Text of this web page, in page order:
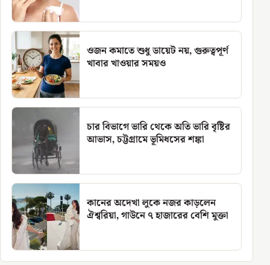
ওজন কমাতে শুধু ডায়েট নয়, গুরুত্বপূর্ণ
খাবার খাওয়ার সময়ও
চার বিভাগে ভারি থেকে অতি ভারি বৃষ্টির
আভাস, চট্টগ্রামে ভূমিধসের শঙ্কা
কানের অদেখা লুকে নজর কাড়লেন
ঐশ্বরিয়া, গাউনে ৭ হাজারের বেশি মুক্তা